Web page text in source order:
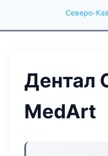
Северо-
Дентал
MedArt